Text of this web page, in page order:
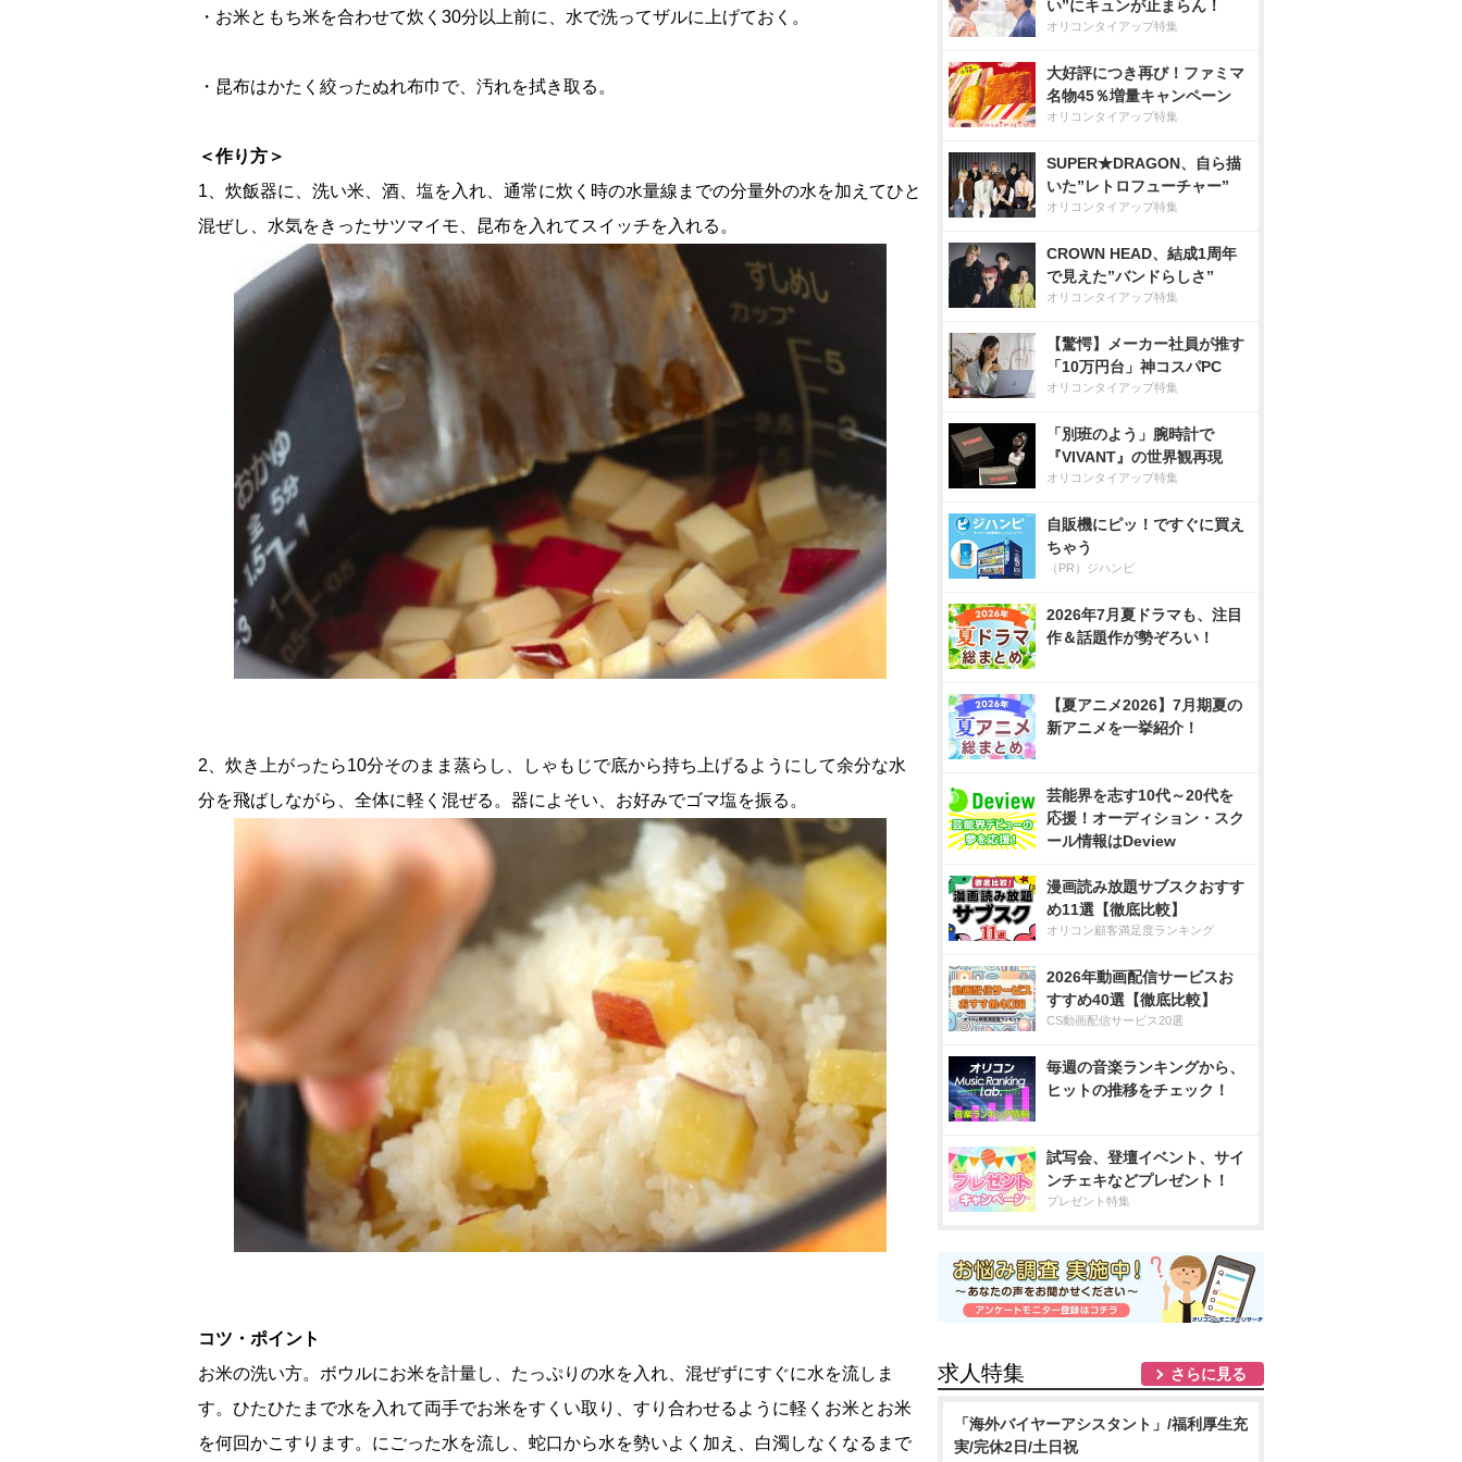
・お米ともち米を合わせて炊く30分以上前に、水で洗ってザルに上げておく。
・昆布はかたく絞ったぬれ布巾で、汚れを拭き取る。
＜作り方＞
1、炊飯器に、洗い米、酒、塩を入れ、通常に炊く時の水量線までの分量外の水を加えてひと
混ぜし、水気をきったサツマイモ、昆布を入れてスイッチを入れる。
2、炊き上がったら10分そのまま蒸らし、しゃもじで底から持ち上げるようにして余分な水
分を飛ばしながら、全体に軽く混ぜる。器によそい、お好みでゴマ塩を振る。
コツ・ポイント
お米の洗い方。ボウルにお米を計量し、たっぷりの水を入れ、混ぜずにすぐに水を流しま
す。ひたひたまで水を入れて両手でお米をすくい取り、すり合わせるように軽くお米とお米
を何回かこすります。にごった水を流し、蛇口から水を勢いよく加え、白濁しなくなるまで
い”にキュンが止まらん！
オリコンタイアップ特集
大好評につき再び！ファミマ
名物45％増量キャンペーン
オリコンタイアップ特集
SUPER★DRAGON、自ら描
いた”レトロフューチャー”
オリコンタイアップ特集
CROWN HEAD、結成1周年
で見えた”バンドらしさ”
オリコンタイアップ特集
【驚愕】メーカー社員が推す
「10万円台」神コスパPC
オリコンタイアップ特集
「別班のよう」腕時計で
『VIVANT』の世界観再現
オリコンタイアップ特集
自販機にピッ！ですぐに買え
ちゃう
（PR）ジハンピ
2026年7月夏ドラマも、注目
作＆話題作が勢ぞろい！
【夏アニメ2026】7月期夏の
新アニメを一挙紹介！
芸能界を志す10代～20代を
応援！オーディション・スク
ール情報はDeview
漫画読み放題サブスクおすす
め11選【徹底比較】
オリコン顧客満足度ランキング
2026年動画配信サービスお
すすめ40選【徹底比較】
CS動画配信サービス20選
毎週の音楽ランキングから、
ヒットの推移をチェック！
試写会、登壇イベント、サイ
ンチェキなどプレゼント！
プレゼント特集
求人特集 さらに見る
「海外バイヤーアシスタント」/福利厚生充
実/完休2日/土日祝